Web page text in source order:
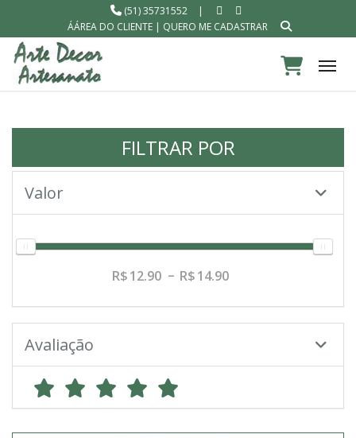
(51) 35731552
|
ÁÁREA DO CLIENTE| QUERO ME CADASTRAR
FILTRAR POR
Valor
12.90 14.90
Avaliação